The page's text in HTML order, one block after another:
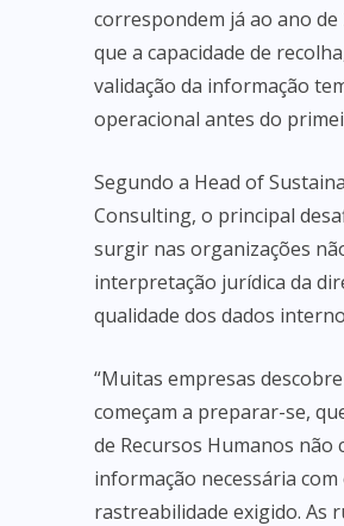
correspondem já ao ano de
que a capacidade de
validação da informação
operacional antes do
Segundo a Head of
Consulting, o principal
surgir nas organizações
interpretação jurídica da
qualidade dos dados
“Muitas empresas
começam a preparar-se,
de Recursos Humanos não
informação necessária
rastreabilidade exigido. As